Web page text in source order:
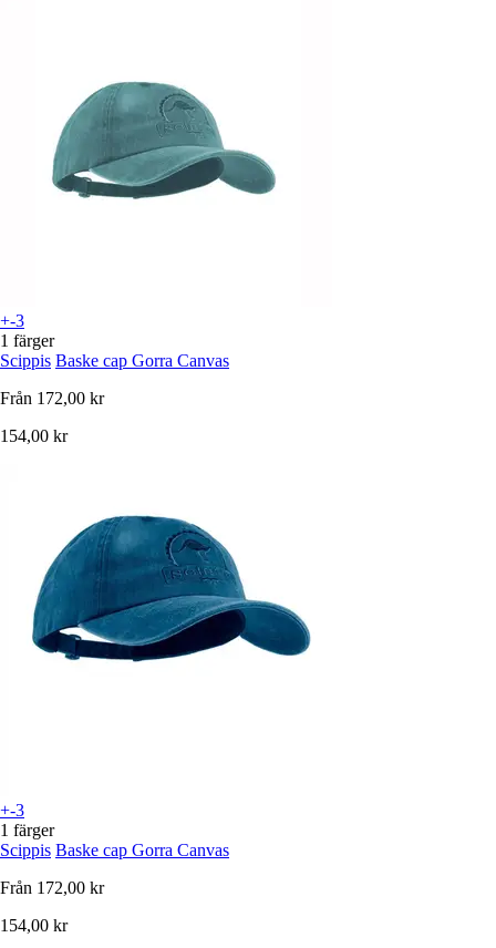
+-3
1 färger
Scippis Baske cap Gorra Canvas
Från 172,00 kr
154,00 kr
+-3
1 färger
Scippis Baske cap Gorra Canvas
Från 172,00 kr
154,00 kr